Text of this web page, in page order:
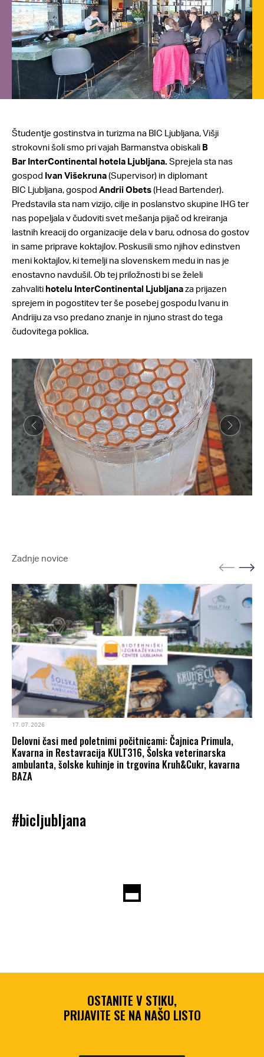
Študentje gostinstva in turizma na BIC Ljubljana, Višji
strokovni šoli smo pri vajah Barmanstva obiskali B
Bar InterContinental hotela Ljubljana. Sprejela sta nas
gospod Ivan Višekruna(Supervisor) in diplomant
BIC Ljubljana, gospod Andrii Obets(Head Bartender).
Predstavila sta nam vizijo, cilje in poslanstvo skupine IHG ter
nas popeljala v čudoviti svet mešanja pijač od kreiranja
lastnih kreacij do organizacije dela v baru, odnosa do gostov
in same priprave koktajlov. Poskusili smo njihov edinstven
meni koktajlov, ki temelji na slovenskem medu in nas je
enostavno navdušil. Ob tej priložnosti bi se želeli
zahvaliti hotelu InterContinental Ljubljanaza prijazen
sprejem in pogostitev ter še posebej gospodu Ivanu in
Andriiju za vso predano znanje in njuno strast do tega
čudovitega poklica.
Zadnje novice
17. 07. 2026
Delovni časi med poletnimi počitnicami: Čajnica Primula,
Kavarna in Restavracija KULT316, Šolska veterinarska
ambulanta, šolske kuhinje in trgovina Kruh&Cukr, kavarna
BAZA
#bicljubljana
OSTANITE V STIKU,
PRIJAVITE SE NA NAŠO LISTO